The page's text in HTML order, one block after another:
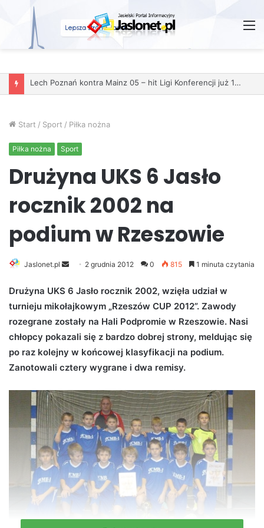
Start / Sport / Piłka nożna
Piłka nożna Sport
Drużyna UKS 6 Jasło
rocznik 2002 na
podium w Rzeszowie
Jaslonet.pl
n
d
a
n
e
m
i
l
2 grudnia 2012 0 815 1 minuta czytania
Drużyna UKS 6 Jasło rocznik 2002, wzięła udział w
turnieju mikołajkowym „Rzeszów CUP 2012”. Zawody
rozegrane zostały na Hali Podpromie w Rzeszowie. Nasi
chłopcy pokazali się z bardzo dobrej strony, meldując się
po raz kolejny w końcowej klasyfikacji na podium.
Zanotowali cztery wygrane i dwa remisy.